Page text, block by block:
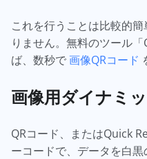
これを行うことは比較的
りません。無料のツール
ば、数秒で画像QRコード
画像用ダイナミ
QRコード、またはQuick
ーコードで、データを白